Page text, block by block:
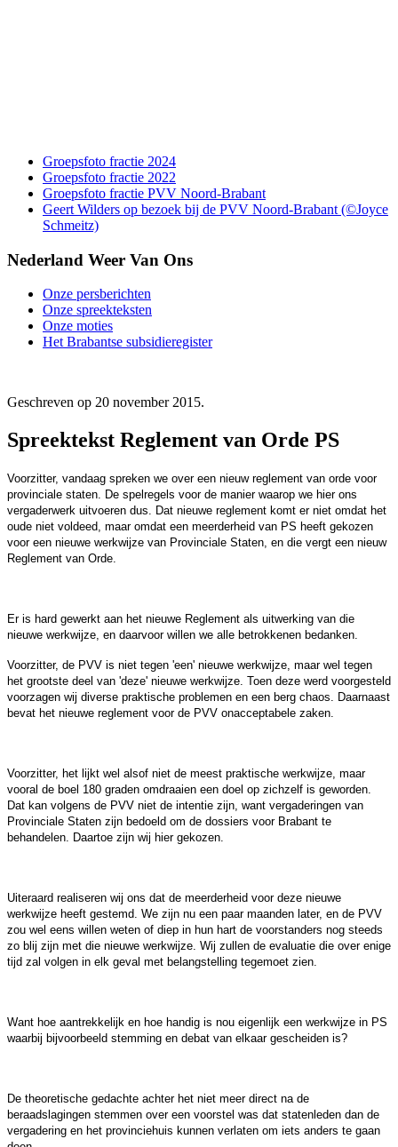
Groepsfoto fractie 2024
Groepsfoto fractie 2022
Groepsfoto fractie PVV Noord-Brabant
Geert Wilders op bezoek bij de PVV Noord-Brabant (©Joyce
Schmeitz)
Nederland Weer Van Ons
Onze persberichten
Onze spreekteksten
Onze moties
Het Brabantse subsidieregister
Geschreven op 20 november 2015.
Spreektekst Reglement van Orde PS
Voorzitter, vandaag spreken we over een nieuw reglement van orde voor
provinciale staten. De spelregels voor de manier waarop we hier ons
vergaderwerk uitvoeren dus. Dat nieuwe reglement komt er niet omdat het
oude niet voldeed, maar omdat een meerderheid van PS heeft gekozen
voor een nieuwe werkwijze van Provinciale Staten, en die vergt een nieuw
Reglement van Orde.
Er is hard gewerkt aan het nieuwe Reglement als uitwerking van die
nieuwe werkwijze, en daarvoor willen we alle betrokkenen bedanken.
Voorzitter, de PVV is niet tegen 'een' nieuwe werkwijze, maar wel tegen
het grootste deel van 'deze' nieuwe werkwijze. Toen deze werd voorgesteld
voorzagen wij diverse praktische problemen en een berg chaos. Daarnaast
bevat het nieuwe reglement voor de PVV onacceptabele zaken.
Voorzitter, het lijkt wel alsof niet de meest praktische werkwijze, maar
vooral de boel 180 graden omdraaien een doel op zichzelf is geworden.
Dat kan volgens de PVV niet de intentie zijn, want vergaderingen van
Provinciale Staten zijn bedoeld om de dossiers voor Brabant te
behandelen. Daartoe zijn wij hier gekozen.
Uiteraard realiseren wij ons dat de meerderheid voor deze nieuwe
werkwijze heeft gestemd. We zijn nu een paar maanden later, en de PVV
zou wel eens willen weten of diep in hun hart de voorstanders nog steeds
zo blij zijn met die nieuwe werkwijze. Wij zullen de evaluatie die over enige
tijd zal volgen in elk geval met belangstelling tegemoet zien.
Want hoe aantrekkelijk en hoe handig is nou eigenlijk een werkwijze in PS
waarbij bijvoorbeeld stemming en debat van elkaar gescheiden is?
De theoretische gedachte achter het niet meer direct na de
beraadslagingen stemmen over een voorstel was dat statenleden dan de
vergadering en het provinciehuis kunnen verlaten om iets anders te gaan